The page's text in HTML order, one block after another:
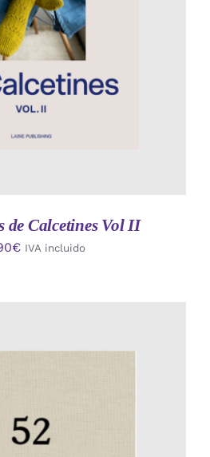
de Calcetines Vol II
€ IVA incluido